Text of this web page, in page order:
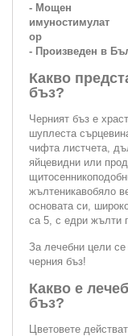
- Мощен
имуностимулат
ор
- Произведен в
Какво
бъз?
Черният бъз е
шуплеста
чифта листчета,
яйцевидни или
жълтеникавобяло
основата си,
са 5, с едри жълти
За лечебни цели се
черния бъз!
Какво е
бъз?
Цветовете